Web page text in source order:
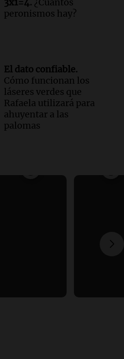
peronismos hay?
El dato confiable.
Cómo funcionan los
láseres verdes que
Rafaela utilizará para
ahuyentar a las
palomas